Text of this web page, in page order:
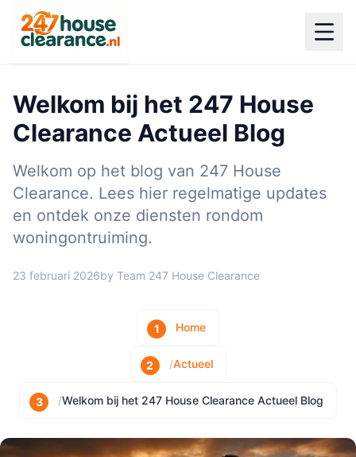
Welkom bij het 247 House
Clearance Actueel Blog
Welkom op het blog van 247 House
Clearance. Lees hier regelmatige updates
en ontdek onze diensten rondom
woningontruiming.
23 februari 2026by Team 247 House Clearance
Home
/Actueel
/Welkom bij het 247 House Clearance Actueel Blog